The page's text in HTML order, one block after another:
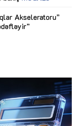
Akseleratoru”